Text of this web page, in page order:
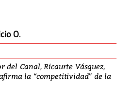
O.
del Canal, Ricaurte Vásquez,
la “competitividad” de la